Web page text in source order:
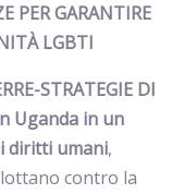
PER GARANTIRE
LGBTI
STRATEGIE DI
Uganda in un
diritti umani,
contro la